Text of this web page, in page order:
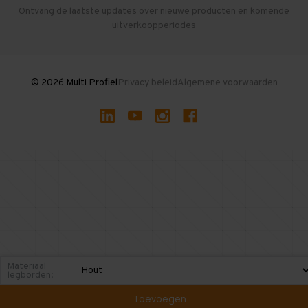
Gebruikte entresolvloeren
Ontvang de laatste updates over nieuwe producten en komende
uitverkoopperiodes
© 2026 Multi ProfielPrivacy beleidAlgemene voorwaarden
Materiaal
legborden:
Toevoegen